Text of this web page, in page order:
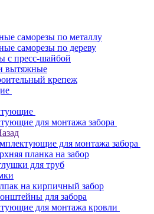
саморезы по металлу
саморезы по дереву
с пресс-шайбой
вытяжные
крепеж
для монтажа забора
для монтажа забора
планка на забор
для труб
на кирпичный забор
для забора
для монтажа кровли